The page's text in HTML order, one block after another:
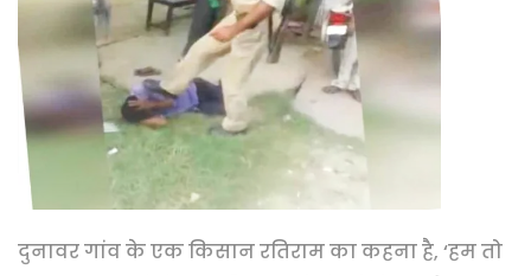
दुनावर गांव के एक किसान रतिराम का कहना है, ‘हम तो